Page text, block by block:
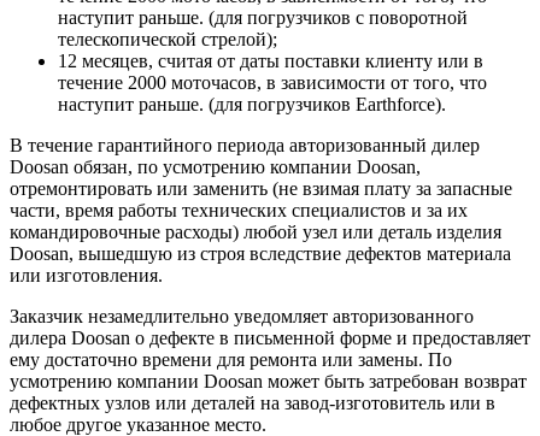
наступит раньше. (для погрузчиков с поворотной
телескопической стрелой);
12 месяцев, считая от даты поставки клиенту или в
течение 2000 моточасов, в зависимости от того, что
наступит раньше. (для погрузчиков Earthforce).
В течение гарантийного периода авторизованный дилер
Doosan обязан, по усмотрению компании Doosan,
отремонтировать или заменить (не взимая плату за запасные
части, время работы технических специалистов и за их
командировочные расходы) любой узел или деталь изделия
Doosan, вышедшую из строя вследствие дефектов материала
или изготовления.
Заказчик незамедлительно уведомляет авторизованного
дилера Doosan о дефекте в письменной форме и предоставляет
ему достаточно времени для ремонта или замены. По
усмотрению компании Doosan может быть затребован возврат
дефектных узлов или деталей на завод-изготовитель или в
любое другое указанное место.